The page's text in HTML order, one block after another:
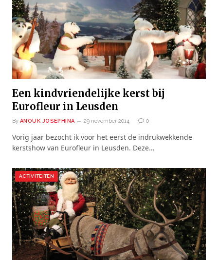
Een kindvriendelijke kerst bij
Eurofleur in Leusden
By ANOUK JOSEPHINA 29 november 2014 0
Vorig jaar bezocht ik voor het eerst de indrukwekkende
kerstshow van Eurofleur in Leusden. Deze…
ACTIVITEITEN